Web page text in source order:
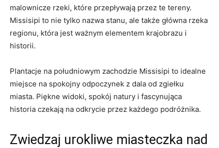
malownicze rzeki, które przepływają przez te tereny.
Missisipi to nie tylko nazwa stanu, ale także główna rzeka
regionu, która jest ważnym elementem krajobrazu i
historii.
Plantacje na południowym zachodzie Missisipi to idealne
miejsce na spokojny odpoczynek z dala od zgiełku
miasta. Piękne widoki, spokój natury i fascynująca
historia czekają na odkrycie przez każdego podróżnika.
Zwiedzaj urokliwe miasteczka nad